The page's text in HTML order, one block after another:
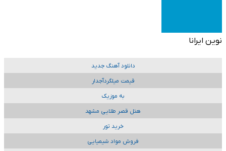
نوین ایرانا
دانلود آهنگ جدید
قیمت میلگردآجدار
به موزیک
هتل قصر طلایی مشهد
خرید تور
فروش مواد شیمیایی